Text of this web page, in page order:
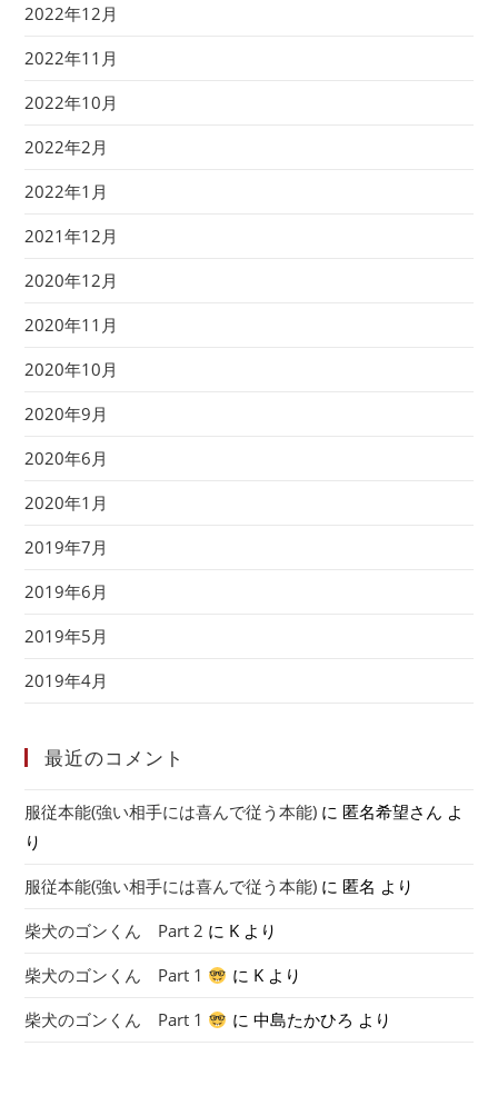
2022年12月
2022年11月
2022年10月
2022年2月
2022年1月
2021年12月
2020年12月
2020年11月
2020年10月
2020年9月
2020年6月
2020年1月
2019年7月
2019年6月
2019年5月
2019年4月
最近のコメント
服従本能(強い相手には喜んで従う本能) に 匿名希望さん よ
り
服従本能(強い相手には喜んで従う本能) に 匿名 より
柴犬のゴンくん Part 2 に K より
柴犬のゴンくん Part 1
に Kより
柴犬のゴンくん Part 1
に 中島たかひろ より